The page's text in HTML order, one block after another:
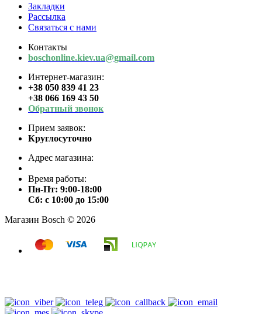
Закладки
Рассылка
Связаться с нами
Контакты
boschonline.kiev.ua@gmail.com
Интернет-магазин:
+38 050 839 41 23
+38 066 169 43 50
Обратный звонок
Прием заявок:
Круглосуточно
Адрес магазина:
Время работы:
Пн-Пт: 9:00-18:00
Сб: с 10:00 до 15:00
Магазин Bosch © 2026